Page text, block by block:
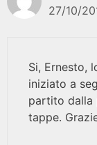
27/10/
Si, Ernesto,
iniziato a
partito dalla
tappe.